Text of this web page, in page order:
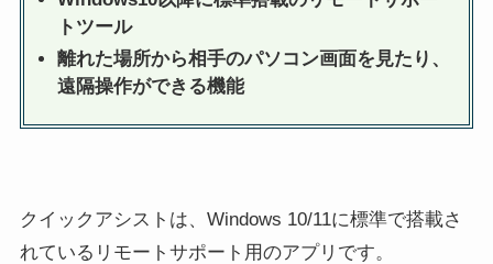
トツール
離れた場所から相手のパソコン画面を見たり、
遠隔操作ができる機能
クイックアシストは、Windows 10/11に標準で搭載さ
れているリモートサポート用のアプリです。